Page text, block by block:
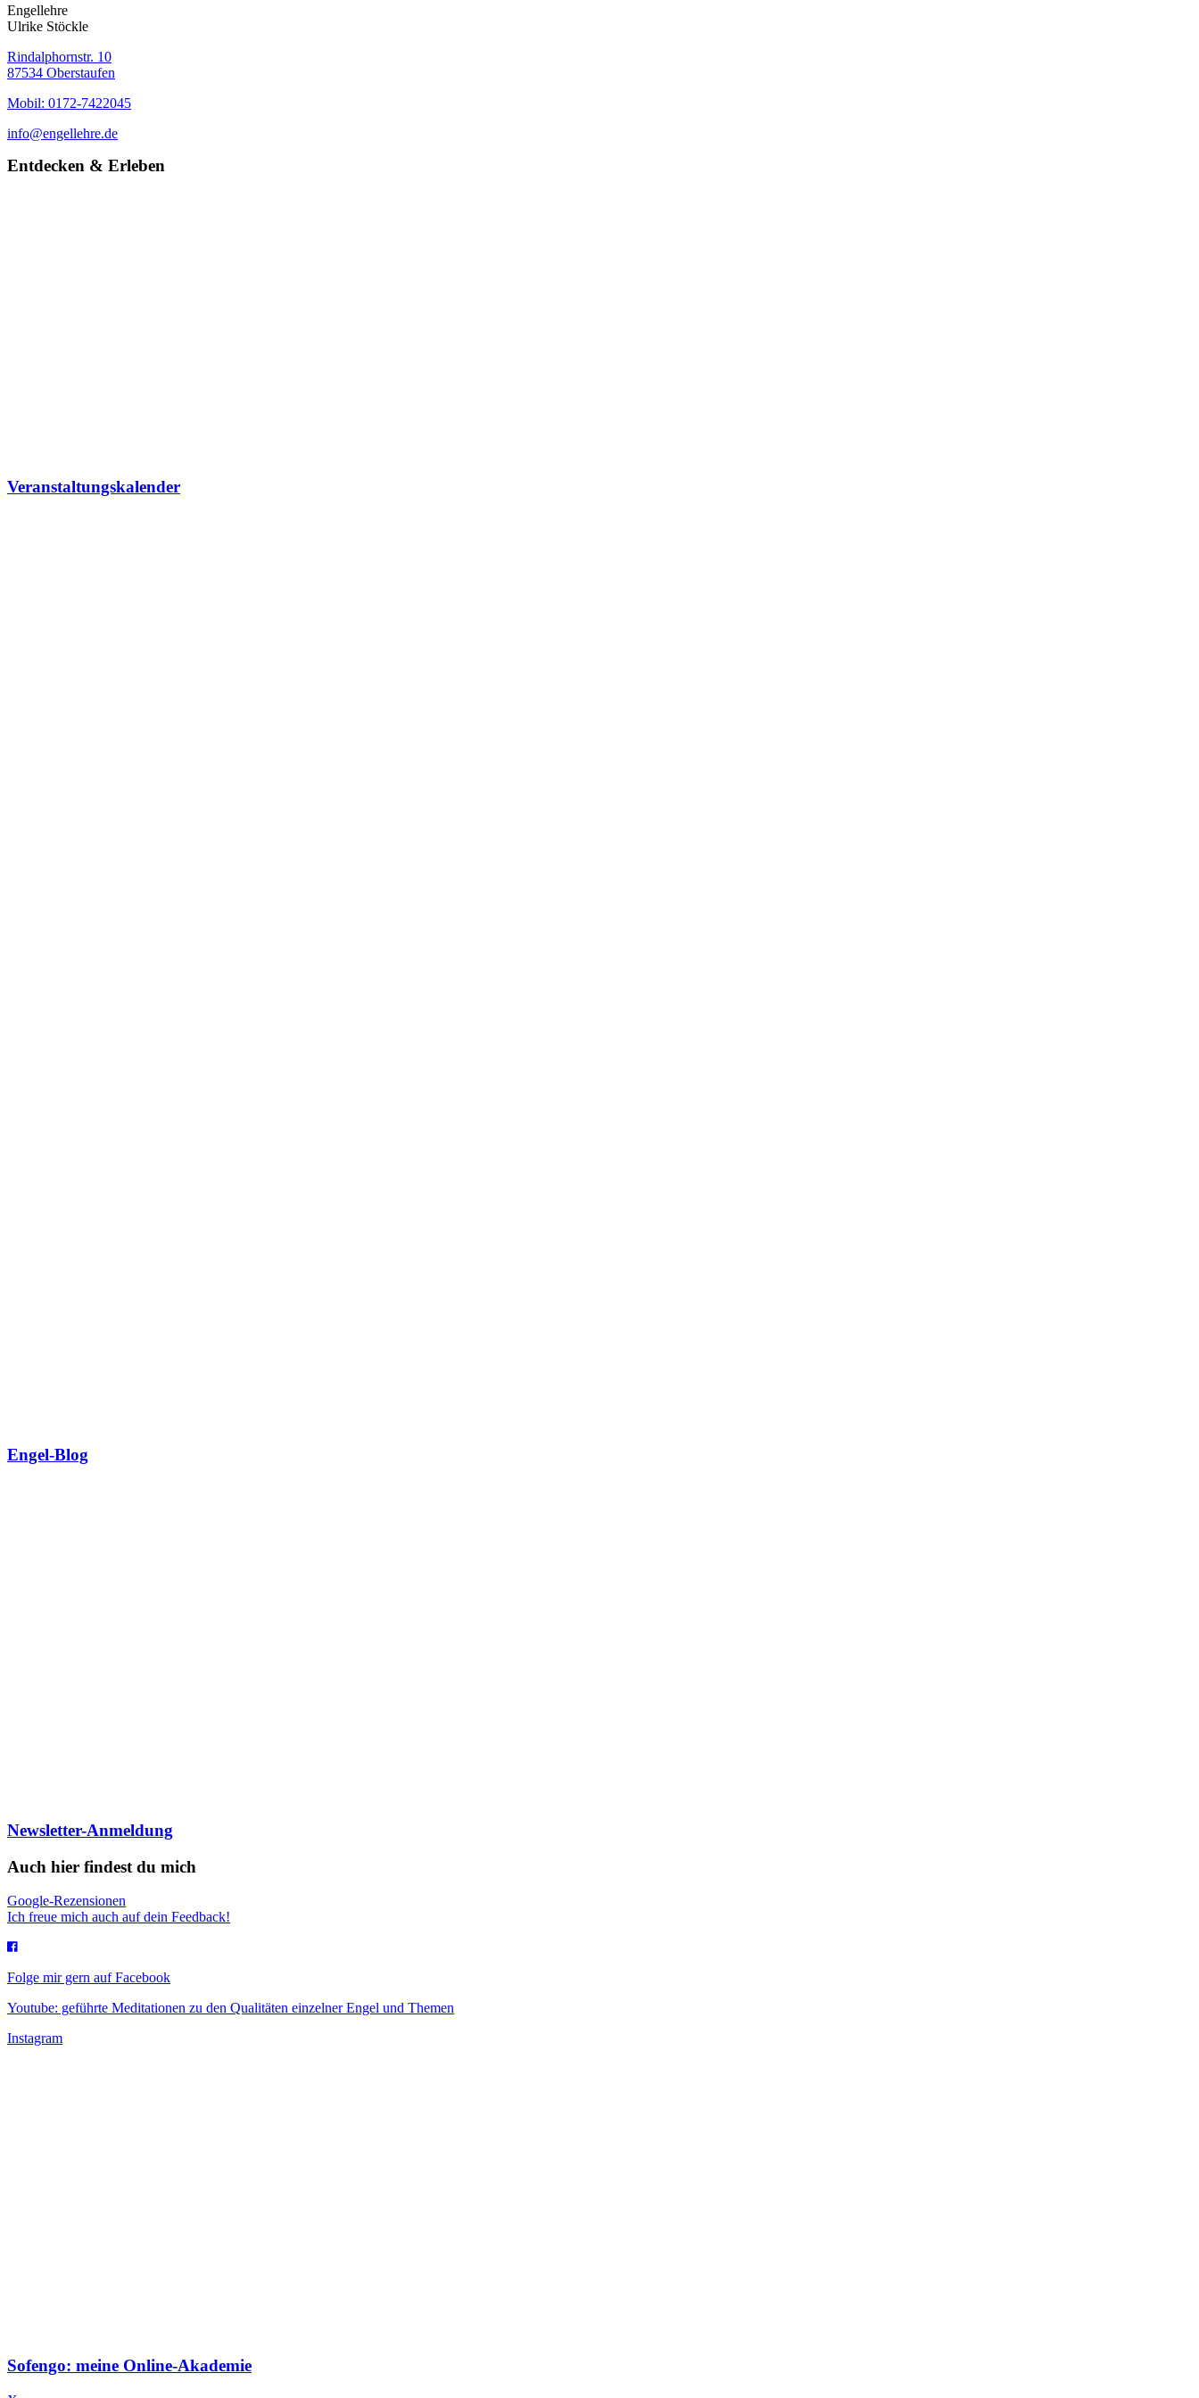
Engellehre
Ulrike Stöckle
Rindalphornstr. 10
87534 Oberstaufen
Mobil: 0172-7422045
info@engellehre.de
Entdecken & Erleben
Veranstaltungskalender
Engel-Blog
Newsletter-Anmeldung
Auch hier findest du mich
Google-Rezensionen
Ich freue mich auch auf dein Feedback!
Folge mir gern auf Facebook
Youtube: geführte Meditationen zu den Qualitäten einzelner Engel und Themen
Instagram
Sofengo: meine Online-Akademie